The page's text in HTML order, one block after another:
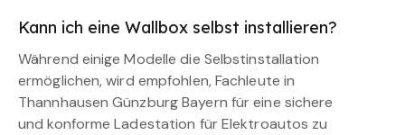
Kann ich eine Wallbox selbst installieren?
Während einige Modelle die Selbstinstallation
ermöglichen, wird empfohlen, Fachleute in
Thannhausen Günzburg Bayern für eine sichere
und konforme Ladestation für Elektroautos zu